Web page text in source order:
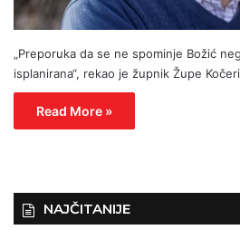
„Preporuka da se ne spominje Božić
isplanirana“, rekao je župnik Župe
Read More »
NAJČITANIJE